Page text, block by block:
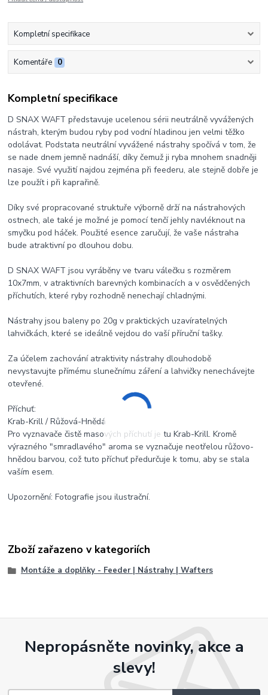
Kompletní specifikace
Komentáře 0
Kompletní specifikace
D SNAX WAFT představuje ucelenou sérii neutrálně vyvážených
nástrah, kterým budou ryby pod vodní hladinou jen velmi těžko
odolávat. Podstata neutrální vyvážené nástrahy spočívá v tom, že
se nade dnem jemně nadnáší, díky čemuž ji ryba mnohem snadněji
nasaje. Své využití najdou zejména při feederu, ale stejně dobře je
lze použít i při kaprařině.
Díky své propracované struktuře výborně drží na nástrahových
ostnech, ale také je možné je pomocí tenčí jehly navléknout na
smyčku pod háček. Použité esence zaručují, že vaše nástraha
bude atraktivní po dlouhou dobu.
D SNAX WAFT jsou vyráběny ve tvaru válečku s rozměrem
10x7mm, v atraktivních barevných kombinacích a v osvědčených
příchutích, které ryby rozhodně nenechají chladnými.
Nástrahy jsou baleny po 20g v praktických uzavíratelných
lahvičkách, které se ideálně vejdou do vaší příruční tašky.
Za účelem zachování atraktivity nástrahy dlouhodobě
nevystavujte přímému slunečnímu záření a lahvičky nenechávejte
otevřené.
Příchuť:
Krab-Krill / Růžová-Hnědá
Pro vyznavače čistě masových příchutí je tu Krab-Krill. Kromě
výrazného "smradlavého" aroma se vyznačuje neotřelou růžovo-
hnědou barvou, což tuto příchuť předurčuje k tomu, aby se stala
vaším esem.
Upozornění: Fotografie jsou ilustrační.
Zboží zařazeno v kategoriích
Montáže a doplňky - Feeder | Nástrahy | Wafters
Nepropásněte novinky, akce a
slevy!